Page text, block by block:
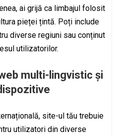
ai grijă ca limbajul folosit
pieței țintă. Poți include
diverse regiuni sau conținut
utilizatorilor.
multi-lingvistic și
site-ul tău trebuie
utilizatori din diverse